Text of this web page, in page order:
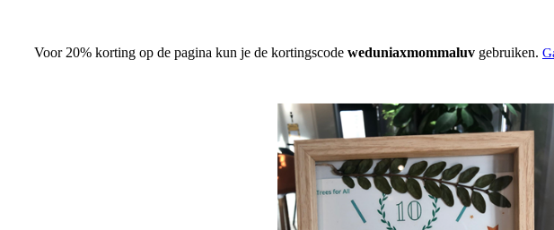
Voor 20% korting op de pagina kun je de kortingscode weduniaxmommaluv gebruiken.